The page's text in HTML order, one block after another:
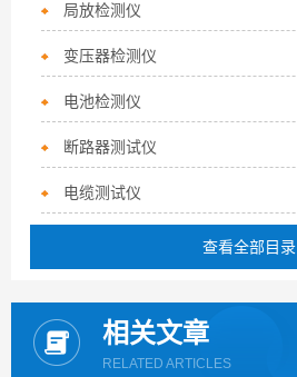
局放检测仪
变压器检测仪
电池检测仪
断路器测试仪
电缆测试仪
查看全部目录
相关文章
RELATED ARTICLES